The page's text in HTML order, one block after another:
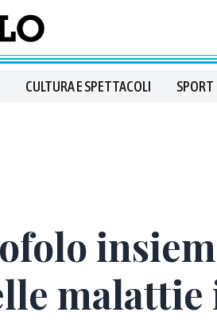
CULTURA E SPETTACOLI SPORT